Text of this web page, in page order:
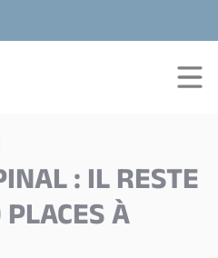
: IL RESTE
À